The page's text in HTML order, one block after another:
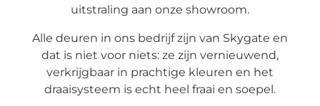
uitstraling aan onze showroom.
Alle deuren in ons bedrijf zijn van Skygate en
dat is niet voor niets: ze zijn vernieuwend,
verkrijgbaar in prachtige kleuren en het
draaisysteem is echt heel fraai en soepel.